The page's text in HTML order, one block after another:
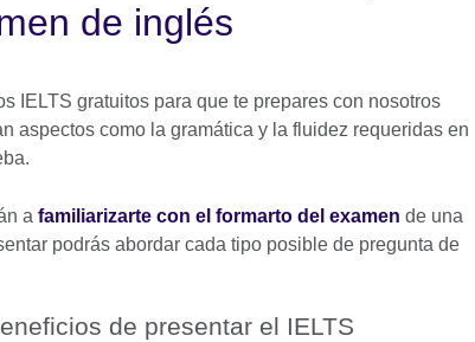
de inglés
IELTS gratuitos para que te prepares con nosotros
aspectos como la gramática y la fluidez requeridas en
a familiarizarte con el formarto del examen de una
podrás abordar cada tipo posible de pregunta de
de presentar el IELTS